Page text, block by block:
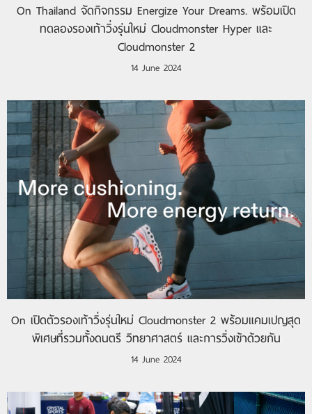
On Thailand จัดกิจกรรม Energize Your Dreams. พร้อมเปิด
ทดลองรองเท้าวิ่งรุ่นใหม่ Cloudmonster Hyper และ
Cloudmonster 2
14 June 2024
On เปิดตัวรองเท้าวิ่งรุ่นใหม่ Cloudmonster 2 พร้อมแคมเปญสุด
พิเศษที่รวมทั้งดนตรี วิทยาศาสตร์ และการวิ่งเข้าด้วยกัน
14 June 2024